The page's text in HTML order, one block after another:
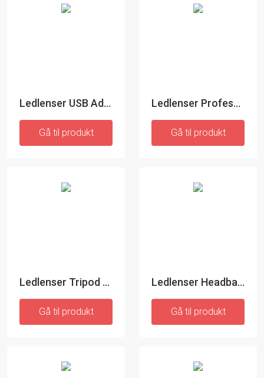
Ledlenser USB Adapter 24A - Adapter
Gå til produkt
Ledlenser Professionel Taktisk Lygteholder B
Gå til produkt
Ledlenser Tripod Adapter - Lygteholder
Gå til produkt
Ledlenser Headband+overheadband Work - Pandebånd
Gå til produkt